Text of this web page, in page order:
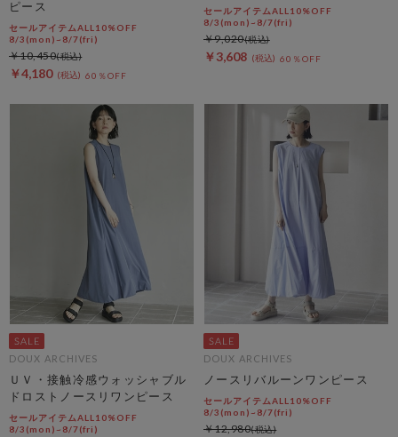
ピース
セールアイテムALL10%OFF
8/3(mon)~8/7(fri)
￥4,180 60％OFF
￥10,450
セールアイテムALL10%OFF
8/3(mon)~8/7(fri)
￥3,608 60％OFF
￥9,020
DOUX ARCHIVES
ＵＶ・接触冷感ウォッシャブル
ドロストノースリワンピース
セールアイテムALL10%OFF
8/3(mon)~8/7(fri)
DOUX ARCHIVES
ノースリバルーンワンピース
セールアイテムALL10%OFF
8/3(mon)~8/7(fri)
￥12,980